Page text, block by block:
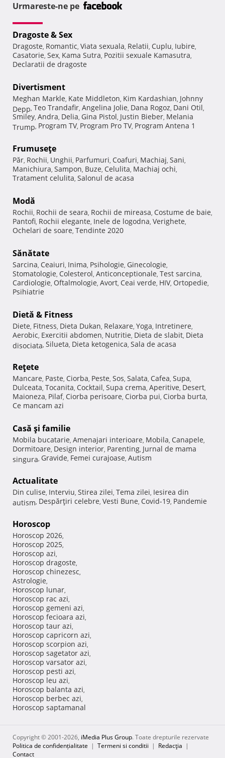
Urmareste-ne pe
Dragoste & Sex
Dragoste, Romantic, Viata sexuala, Relatii, Cuplu, Iubire,
Casatorie, Sex, Kama Sutra, Pozitii sexuale Kamasutra,
Declaratii de dragoste
Divertisment
Meghan Markle, Kate Middleton, Kim Kardashian, Johnny
Depp, Teo Trandafir, Angelina Jolie, Dana Rogoz, Dani Otil,
Smiley, Andra, Delia, Gina Pistol, Justin Bieber, Melania
Trump, Program TV, Program Pro TV, Program Antena 1
Frumuseţe
Păr, Rochii, Unghii, Parfumuri, Coafuri, Machiaj, Sani,
Manichiura, Sampon, Buze, Celulita, Machiaj ochi,
Tratament celulita, Salonul de acasa
Modă
Rochii, Rochii de seara, Rochii de mireasa, Costume de baie,
Pantofi, Rochii elegante, Inele de logodna, Verighete,
Ochelari de soare, Tendinte 2020
Sănătate
Sarcina, Ceaiuri, Inima, Psihologie, Ginecologie,
Stomatologie, Colesterol, Anticonceptionale, Test sarcina,
Cardiologie, Oftalmologie, Avort, Ceai verde, HIV, Ortopedie,
Psihiatrie
Dietă & Fitness
Diete, Fitness, Dieta Dukan, Relaxare, Yoga, Intretinere,
Aerobic, Exercitii abdomen, Nutritie, Dieta de slabit, Dieta
disociata, Silueta, Dieta ketogenica, Sala de acasa
Reţete
Mancare, Paste, Ciorba, Peste, Sos, Salata, Cafea, Supa,
Dulceata, Tocanita, Cocktail, Supa crema, Aperitive, Desert,
Maioneza, Pilaf, Ciorba perisoare, Ciorba pui, Ciorba burta,
Ce mancam azi
Casă şi familie
Mobila bucatarie, Amenajari interioare, Mobila, Canapele,
Dormitoare, Design interior, Parenting, Jurnal de mama
singura, Gravide, Femei curajoase, Autism
Actualitate
Din culise, Interviu, Stirea zilei, Tema zilei, Iesirea din
autism, Despărţiri celebre, Vesti Bune, Covid-19, Pandemie
Horoscop
Horoscop 2026,
Horoscop 2025,
Horoscop azi,
Horoscop dragoste,
Horoscop chinezesc,
Astrologie,
Horoscop lunar,
Horoscop rac azi,
Horoscop gemeni azi,
Horoscop fecioara azi,
Horoscop taur azi,
Horoscop capricorn azi,
Horoscop scorpion azi,
Horoscop sagetator azi,
Horoscop varsator azi,
Horoscop pesti azi,
Horoscop leu azi,
Horoscop balanta azi,
Horoscop berbec azi,
Horoscop saptamanal
Copyright © 2001-2026, iMedia Plus Group. Toate drepturile rezervate
Politica de confidențialitate | Termeni si conditii | Redacţia |
Contact